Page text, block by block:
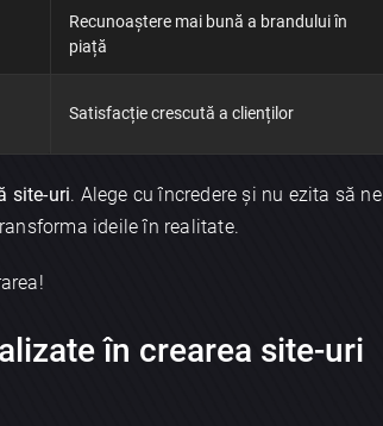
Recunoaștere mai bună a brandului în
piață
Satisfacție crescută a clienților
site-uri. Alege cu încredere și nu ezita să ne
ideile în realitate.
în crearea site-uri